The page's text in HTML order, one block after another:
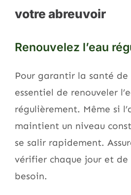
votre abreuvoir
Renouvelez l’eau
Pour garantir la santé de
essentiel de renouveler
régulièrement. Même si
maintient un niveau
se salir rapidement.
vérifier chaque jour et de
besoin.